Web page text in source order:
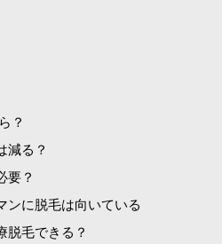
？
減る？
要？
ンに脱毛は向いている
脱毛できる？